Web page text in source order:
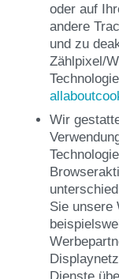
oder auf
andere
und zu
Zählpixel/
Wir
Sie unsere
Dienste